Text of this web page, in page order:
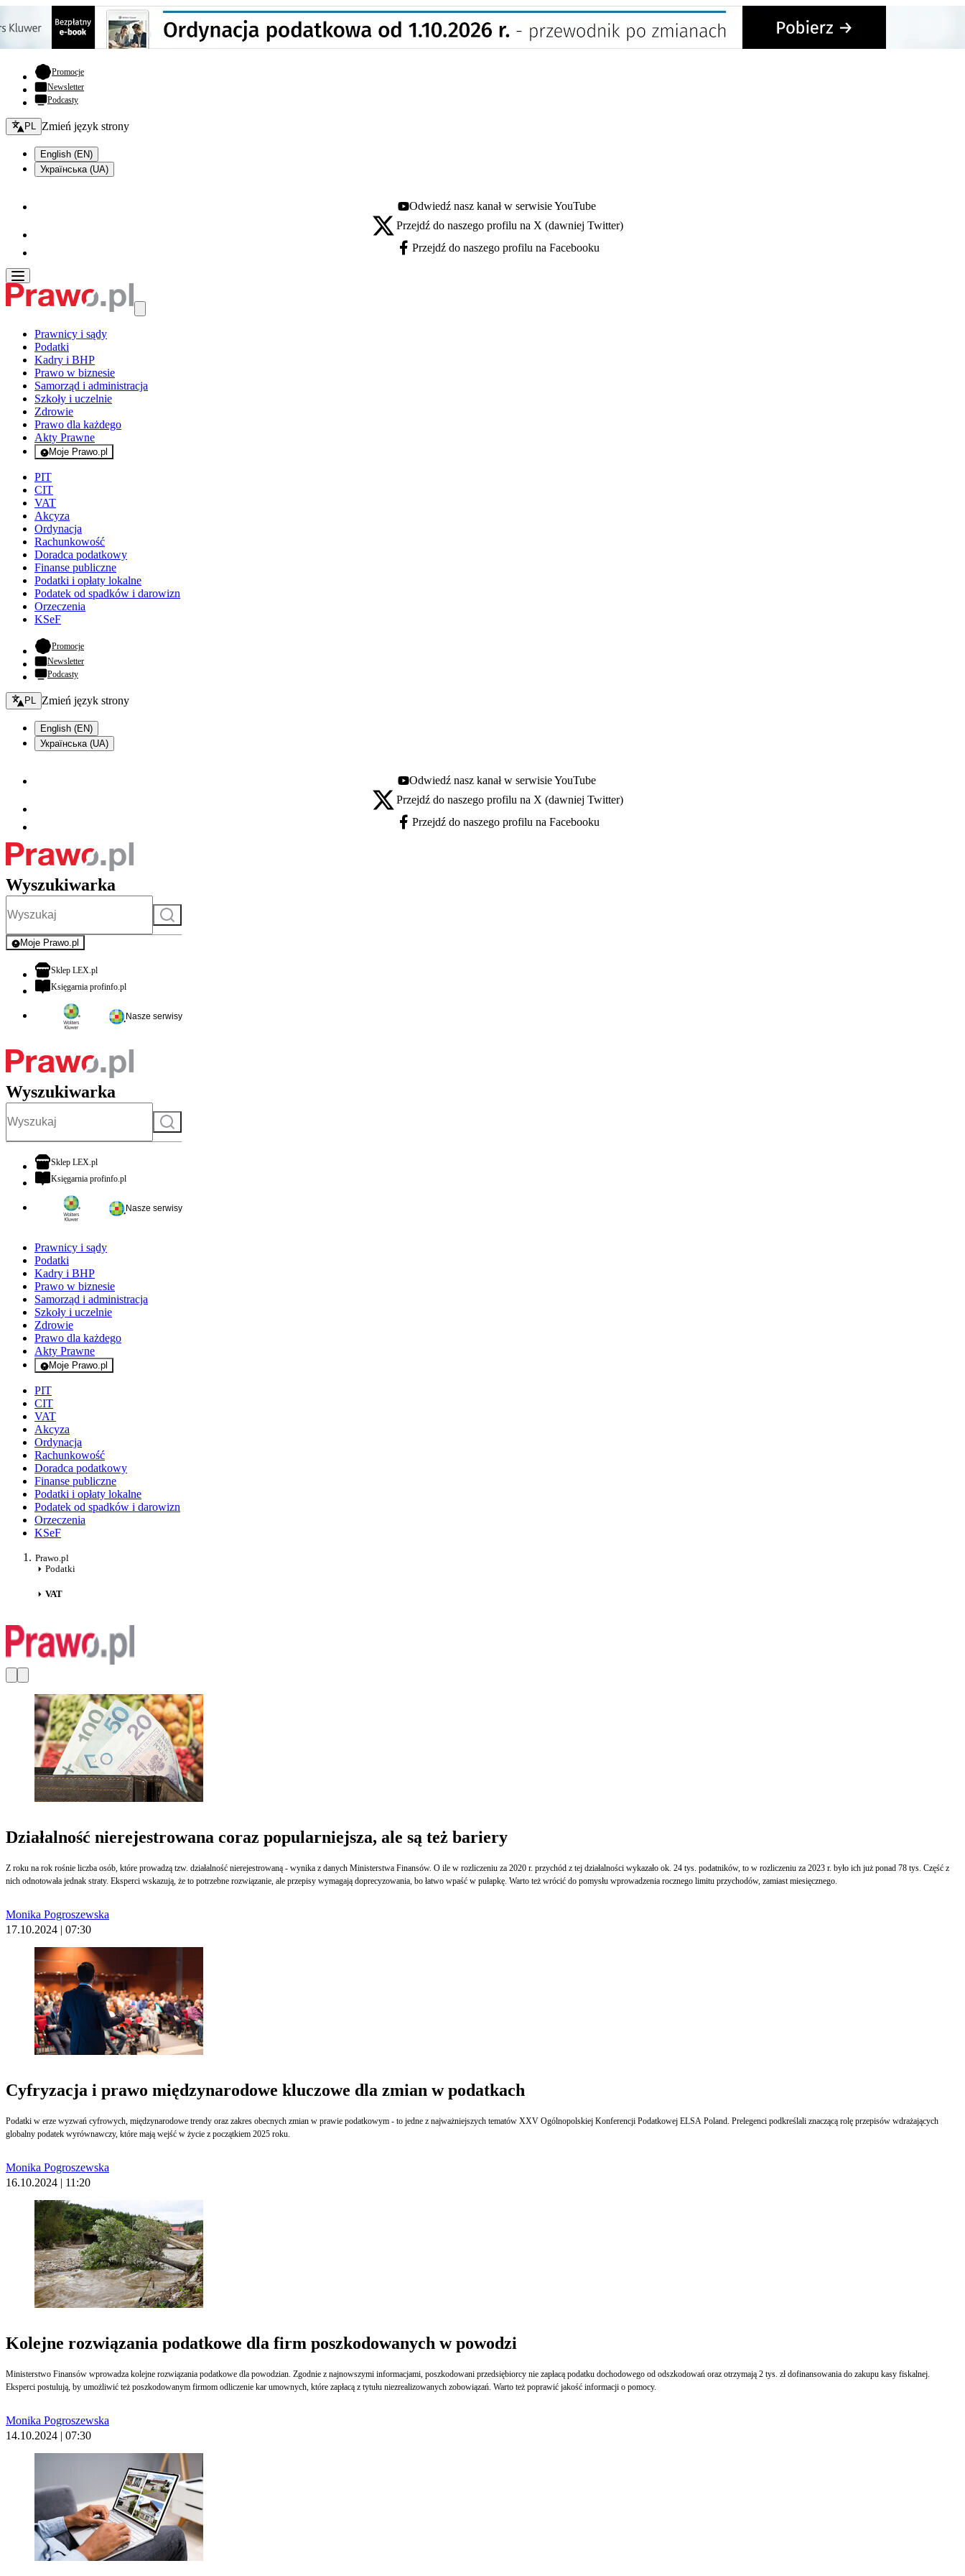
Promocje- otwiera się w nowej karcie
Newsletter
Podcasty
Zmień język - bieżący:
PL Zmień język strony
English (EN)
Українська (UA)
Youtube - otwiera się w nowej karcie
Odwiedź nasz kanał w serwisie YouTube
X - otwiera się w nowej karcie
Przejdź do naszego profilu na X (dawniej Twitter)
Facebook - otwiera się w nowej karcie
Przejdź do naszego profilu na Facebooku
Prawnicy i sądy
Podatki
Kadry i BHP
Prawo w biznesie
Samorząd i administracja
Szkoły i uczelnie
Zdrowie
Prawo dla każdego
Akty Prawne
Moje Prawo.pl
- rejestracja i logowanie do serwisu
PIT
CIT
VAT
Akcyza
Ordynacja
Rachunkowość
Doradca podatkowy
Finanse publiczne
Podatki i opłaty lokalne
Podatek od spadków i darowizn
Orzeczenia
KSeF
Promocje- otwiera się w nowej karcie
Newsletter
Podcasty
Zmień język - bieżący:
PL Zmień język strony
English (EN)
Українська (UA)
Youtube - otwiera się w nowej karcie
Odwiedź nasz kanał w serwisie YouTube
X - otwiera się w nowej karcie
Przejdź do naszego profilu na X (dawniej Twitter)
Facebook - otwiera się w nowej karcie
Przejdź do naszego profilu na Facebooku
Wyszukiwarka
Szukaj
Moje Prawo.pl
- rejestracja i logowanie do serwisu
Sklep LEX.plotwiera się w nowej karcie
Księgarnia profinfo.plotwiera się w nowej karcie
Nasze serwisy
Wyszukiwarka
Szukaj
Sklep LEX.plotwiera się w nowej karcie
Księgarnia profinfo.plotwiera się w nowej karcie
Nasze serwisy
Prawnicy i sądy
Podatki
Kadry i BHP
Prawo w biznesie
Samorząd i administracja
Szkoły i uczelnie
Zdrowie
Prawo dla każdego
Akty Prawne
Moje Prawo.pl
- rejestracja i logowanie do serwisu
PIT
CIT
VAT
Akcyza
Ordynacja
Rachunkowość
Doradca podatkowy
Finanse publiczne
Podatki i opłaty lokalne
Podatek od spadków i darowizn
Orzeczenia
KSeF
Prawo.pl
Podatki
VAT
Działalność nierejestrowana coraz popularniejsza, ale są też bariery
Z roku na rok rośnie liczba osób, które prowadzą tzw. działalność nierejestrowaną - wynika z danych Ministerstwa Finansów. O ile w rozliczeniu za 2020 r. przychód z tej działalności wykazało ok. 24 tys. podatników, to w rozliczeniu za 2023 r. było ich już ponad 78 tys. Część z
nich odnotowała jednak straty. Eksperci wskazują, że to potrzebne rozwiązanie, ale przepisy wymagają doprecyzowania, bo łatwo wpaść w pułapkę. Warto też wrócić do pomysłu wprowadzenia rocznego limitu przychodów, zamiast miesięcznego.
Monika Pogroszewska
17.10.2024 | 07:30
Cyfryzacja i prawo międzynarodowe kluczowe dla zmian w podatkach
Podatki w erze wyzwań cyfrowych, międzynarodowe trendy oraz zakres obecnych zmian w prawie podatkowym - to jedne z najważniejszych tematów XXV Ogólnopolskiej Konferencji Podatkowej ELSA Poland. Prelegenci podkreślali znaczącą rolę przepisów wdrażających
globalny podatek wyrównawczy, które mają wejść w życie z początkiem 2025 roku.
Monika Pogroszewska
16.10.2024 | 11:20
Kolejne rozwiązania podatkowe dla firm poszkodowanych w powodzi
Ministerstwo Finansów wprowadza kolejne rozwiązania podatkowe dla powodzian. Zgodnie z najnowszymi informacjami, poszkodowani przedsiębiorcy nie zapłacą podatku dochodowego od odszkodowań oraz otrzymają 2 tys. zł dofinansowania do zakupu kasy fiskalnej.
Eksperci postulują, by umożliwić też poszkodowanym firmom odliczenie kar umownych, które zapłacą z tytułu niezrealizowanych zobowiązań. Warto też poprawić jakość informacji o pomocy.
Monika Pogroszewska
14.10.2024 | 07:30